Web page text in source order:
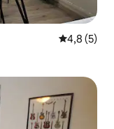
Середня
4,8 (5)